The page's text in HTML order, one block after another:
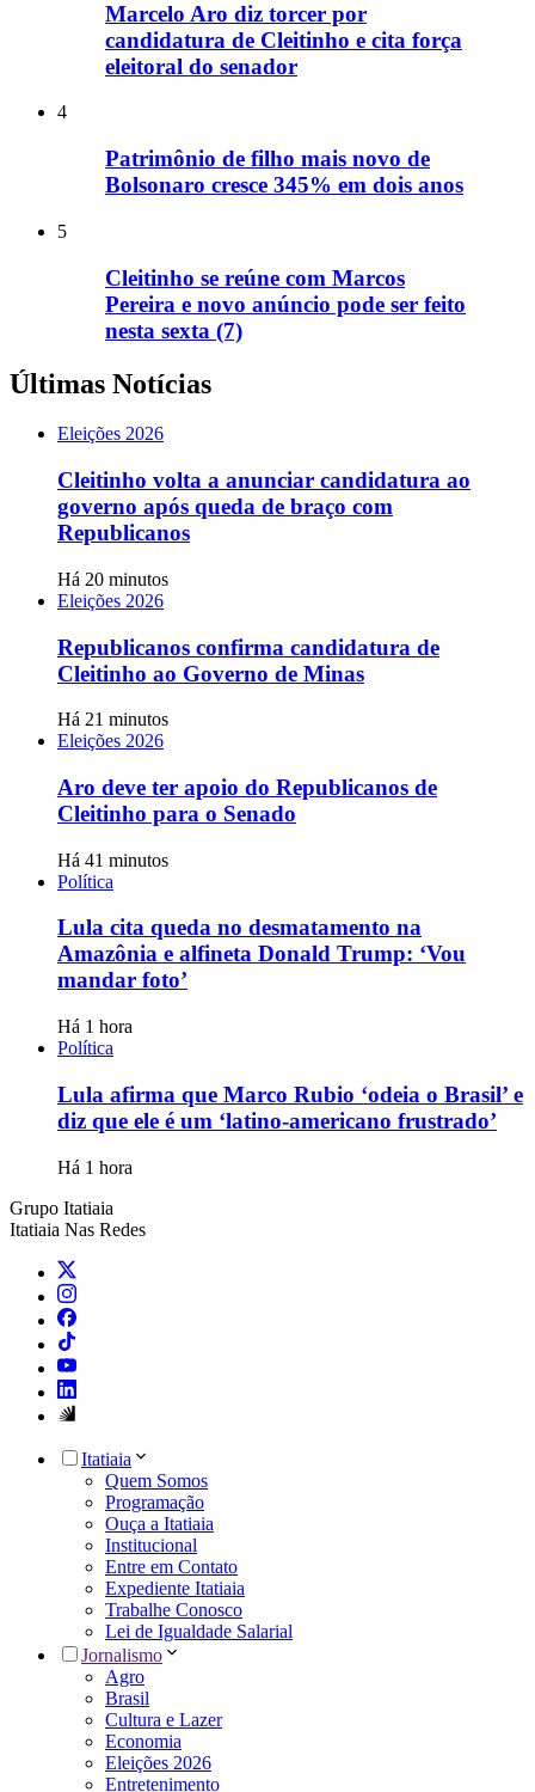
Marcelo Aro diz torcer por
candidatura de Cleitinho e cita força
eleitoral do senador
4
Patrimônio de filho mais novo de
Bolsonaro cresce 345% em dois anos
5
Cleitinho se reúne com Marcos
Pereira e novo anúncio pode ser feito
nesta sexta (7)
Últimas Notícias
Eleições 2026
Cleitinho volta a anunciar candidatura ao
governo após queda de braço com
Republicanos
Há 20 minutos
Eleições 2026
Republicanos confirma candidatura de
Cleitinho ao Governo de Minas
Há 21 minutos
Eleições 2026
Aro deve ter apoio do Republicanos de
Cleitinho para o Senado
Há 41 minutos
Política
Lula cita queda no desmatamento na
Amazônia e alfineta Donald Trump: ‘Vou
mandar foto’
Há 1 hora
Política
Lula afirma que Marco Rubio ‘odeia o Brasil’ e
diz que ele é um ‘latino-americano frustrado’
Há 1 hora
Grupo Itatiaia
Itatiaia Nas Redes
Itatiaia
Quem Somos
Programação
Ouça a Itatiaia
Institucional
Entre em Contato
Expediente Itatiaia
Trabalhe Conosco
Lei de Igualdade Salarial
Jornalismo
Agro
Brasil
Cultura e Lazer
Economia
Eleições 2026
Entretenimento